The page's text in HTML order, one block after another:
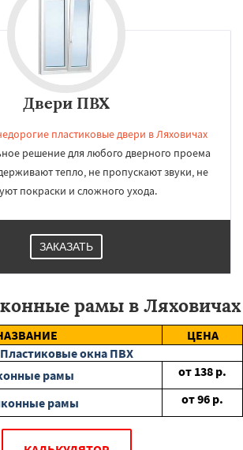
Двери ПВХ
пластиковые двери в Ляховичах
решение для любого дверного проема
тепло, не пропускают звуки, не
покраски и сложного ухода.
ЗАКАЗАТЬ
рамы в Ляховичах
ЦЕНА
Пластиковые окна ПВХ
рамы
от 138 р.
рамы
от96 р.